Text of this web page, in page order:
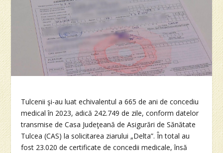
Tulcenii şi-au luat echivalentul a 665 de ani de concediu
medical în 2023, adică 242.749 de zile, conform datelor
transmise de Casa Judeţeană de Asigurări de Sănătate
Tulcea (CAS) la solicitarea ziarului „Delta”. În total au
fost 23.020 de certificate de concedii medicale, însă